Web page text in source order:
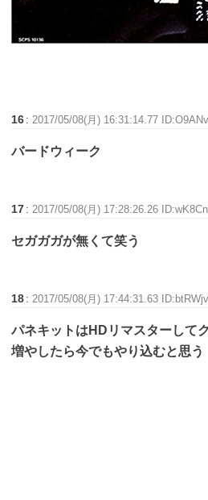
16 : 2017/05/08(月) 16:31:14.77
バードウィーク
17 :2017/05/08(月) 17:28:26.26
セガガガが無くて笑う
18 :2017/05/08(月) 17:44:31.63
パネキットはHDリマスターして
増やしたら今でもやり込むと思う